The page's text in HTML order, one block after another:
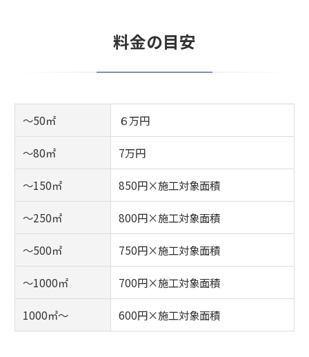
料金の目安
〜50㎡ ６万円
〜80㎡ 7万円
〜150㎡ 850円×施工対象面積
〜250㎡ 800円×施工対象面積
〜500㎡ 750円×施工対象面積
〜1000㎡ 700円×施工対象面積
1000㎡〜 600円×施工対象面積